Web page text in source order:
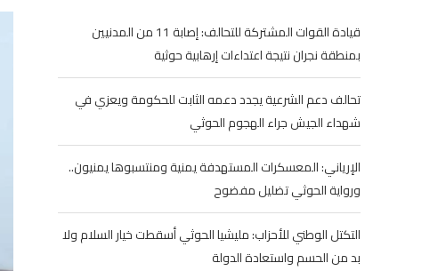
قيادة القوات المشتركة للتحالف: إصابة 11 من المدنيين
بمنطقة نجران نتيجة اعتداءات إرهابية حوثية
تحالف دعم الشرعية يجدد دعمه الثابت للحكومة ويعزي في
شهداء الجيش جراء الهجوم الحوثي
الإرياني: المعسكرات المستهدفة يمنية ومنتسبوها يمنيون..
ورواية الحوثي تضليل مفضوح
التكتل الوطني للأحزاب: مليشيا الحوثي أسقطت خيار السلام ولا
بد من الحسم واستعادة الدولة